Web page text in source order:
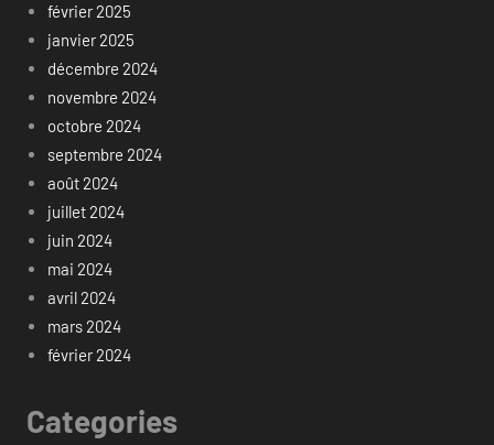
février 2025
janvier 2025
décembre 2024
novembre 2024
octobre 2024
septembre 2024
août 2024
juillet 2024
juin 2024
mai 2024
avril 2024
mars 2024
février 2024
Categories